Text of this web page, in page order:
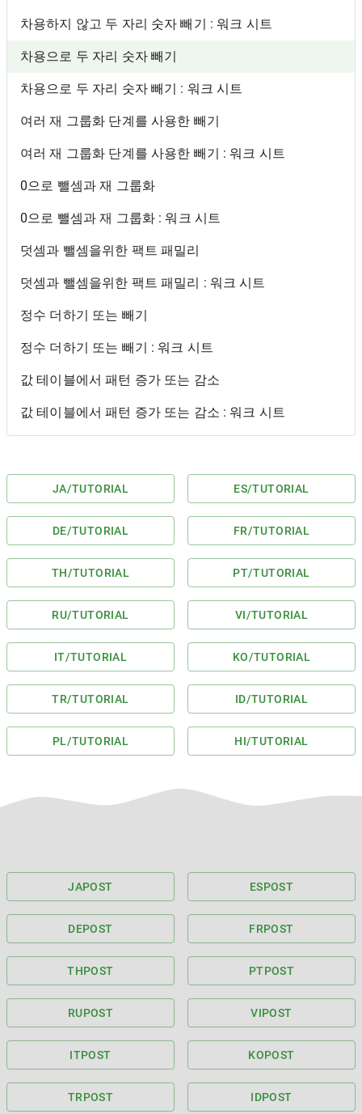
차용하지 않고 두 자리 숫자 빼기 : 워크 시트
차용으로 두 자리 숫자 빼기
차용으로 두 자리 숫자 빼기 : 워크 시트
여러 재 그룹화 단계를 사용한 빼기
여러 재 그룹화 단계를 사용한 빼기 : 워크 시트
0으로 뺄셈과 재 그룹화
0으로 뺄셈과 재 그룹화 : 워크 시트
덧셈과 뺄셈을위한 팩트 패밀리
덧셈과 뺄셈을위한 팩트 패밀리 : 워크 시트
정수 더하기 또는 빼기
정수 더하기 또는 빼기 : 워크 시트
값 테이블에서 패턴 증가 또는 감소
값 테이블에서 패턴 증가 또는 감소 : 워크 시트
JA/TUTORIAL ES/TUTORIAL
DE/TUTORIAL FR/TUTORIAL
TH/TUTORIAL PT/TUTORIAL
RU/TUTORIAL VI/TUTORIAL
IT/TUTORIAL KO/TUTORIAL
TR/TUTORIAL ID/TUTORIAL
PL/TUTORIAL HI/TUTORIAL
JAPOST ESPOST
DEPOST FRPOST
THPOST PTPOST
RUPOST VIPOST
ITPOST KOPOST
TRPOST IDPOST